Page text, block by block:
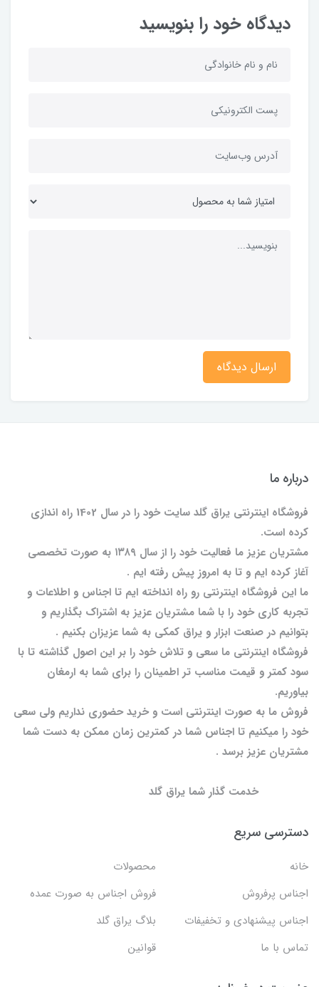
دیدگاه خود را بنویسید
ارسال دیدگاه
درباره ما
فروشگاه اینترنتی یراق گلد سایت خود را در سال 1402 راه اندازی
کرده است.
مشتریان عزیز ما فعالیت خود را از سال ۱۳۸۹ به صورت تخصصی
آغاز کرده ایم و تا به امروز پیش رفته ایم .
ما این فروشگاه اینترنتی رو راه انداخته ایم تا اجناس و اطلاعات و
تجربه کاری خود را با شما مشتریان عزیز به اشتراک بگذاریم و
بتوانیم در صنعت ابزار و یراق کمکی به شما عزیزان بکنیم .
فروشگاه اینترنتی ما سعی و تلاش خود را بر این اصول گذاشته تا با
سود کمتر و قیمت مناسب تر اطمینان را برای شما به ارمغان
بیاوریم.
فروش ما به صورت اینترنتی است و خرید حضوری نداریم ولی سعی
خود را میکنیم تا اجناس شما در کمترین زمان ممکن به دست شما
مشتریان عزیز برسد .
خدمت گذار شما یراق گلد
دسترسی سریع
خانه
محصولات
اجناس پرفروش
فروش اجناس به صورت عمده
اجناس پیشنهادی و تخفیفات
بلاگ یراق گلد
تماس با ما
قوانین